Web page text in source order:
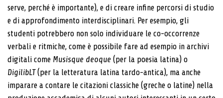
serve, perché è importante), e di creare infine percorsi di studio
e di approfondimen­to interdisciplinari. Per esempio, gli
studenti potreb­bero non solo individuare le co-occorrenze
verbali e ritmiche, come è possibile fare ad esempio in archivi
digitali come Musisque deoque (per la poesia latina) o
DigilibLT(per la letteratura latina tardo-antica), ma anche
imparare a contare le citazioni classiche (greche o latine) nella